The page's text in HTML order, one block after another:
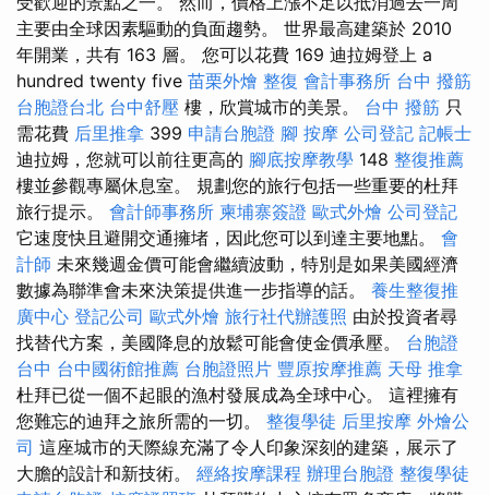
主要由全球因素驅動的負面趨勢。 世界最高建築於 2010
年開業，共有 163 層。 您可以花費 169 迪拉姆登上 a
hundred twenty five 苗栗外燴 整復 會計事務所 台中 撥筋
台胞證台北 台中舒壓 樓，欣賞城市的美景。 台中 撥筋 只
需花費 后里推拿 399 申請台胞證 腳 按摩 公司登記 記帳士
迪拉姆，您就可以前往更高的 腳底按摩教學 148 整復推薦
樓並參觀專屬休息室。 規劃您的旅行包括一些重要的杜拜
旅行提示。 會計師事務所 柬埔寨簽證 歐式外燴 公司登記
它速度快且避開交通擁堵，因此您可以到達主要地點。 會
計師 未來幾週金價可能會繼續波動，特別是如果美國經濟
數據為聯準會未來決策提供進一步指導的話。 養生整復推
廣中心 登記公司 歐式外燴 旅行社代辦護照 由於投資者尋
找替代方案，美國降​​息的放鬆可能會使金價承壓。 台胞證
台中 台中國術館推薦 台胞證照片 豐原按摩推薦 天母 推拿
杜拜已從一個不起眼的漁村發展成為全球中心。 這裡擁有
您難忘的迪拜之旅所需的一切。 整復學徒 后里按摩 外燴公
司 這座城市的天際線充滿了令人印象深刻的建築，展示了
大膽的設計和新技術。 經絡按摩課程 辦理台胞證 整復學徒